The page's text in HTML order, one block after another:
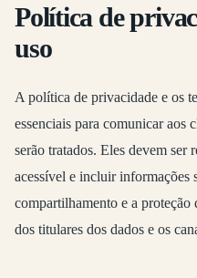
Política de
uso
A política de privacidade e os
essenciais para comunicar aos
serão tratados. Eles devem ser
acessível e incluir informações
compartilhamento e a
dos titulares dos dados e os